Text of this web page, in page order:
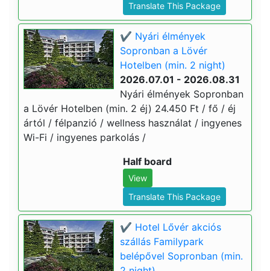
Translate This Package
✔️ Nyári élmények
Sopronban a Lövér
Hotelben (min. 2 night)
2026.07.01 - 2026.08.31
Nyári élmények Sopronban
a Lövér Hotelben (min. 2 éj) 24.450 Ft / fő / éj
ártól / félpanzió / wellness használat / ingyenes
Wi-Fi / ingyenes parkolás /
Half board
View
Translate This Package
✔️ Hotel Lővér akciós
szállás Familypark
belépővel Sopronban (min.